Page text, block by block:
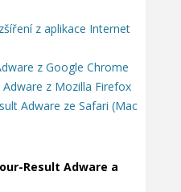
z aplikace Internet
z Google Chrome
z Mozilla Firefox
Adware ze Safari (Mac
Result Adware a